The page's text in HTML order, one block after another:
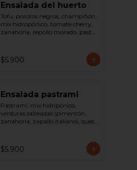
Ensalada del huerto
Tofu, porotos negros, champiñón,
mix hidropónico, tomate cherry,
zanahoria, repollo morado, pasta
dressing: vinagreta, mostaza
(vinagre blanco, mostaza,
$5.900
Ensalada pastrami
Pastrami, mix hidripónico,
verduras salteadas (pimentón,
zanahoria, zapallo italiano), queso
mostaza (vinagre de vino blanco,
azúcar, mostaza). Bowl.
$5.900